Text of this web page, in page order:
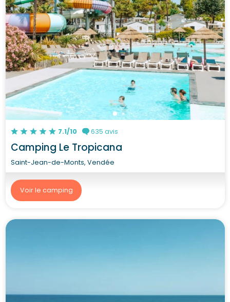
7.1/10 635 avis
Camping Le Tropicana
Saint-Jean-de-Monts, Vendée
Voir le camping